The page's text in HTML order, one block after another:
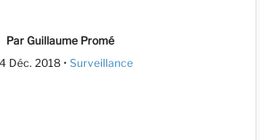
Par Guillaume Promé
4 Déc. 2018 • Surveillance